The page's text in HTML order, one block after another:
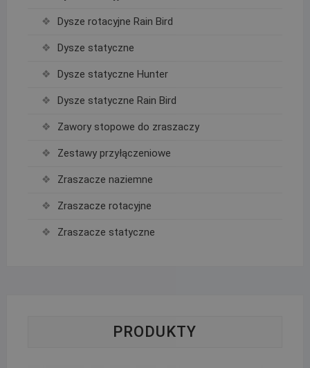
Dysze rotacyjne Rain Bird
Dysze statyczne
Dysze statyczne Hunter
Dysze statyczne Rain Bird
Zawory stopowe do zraszaczy
Zestawy przyłączeniowe
Zraszacze naziemne
Zraszacze rotacyjne
Zraszacze statyczne
PRODUKTY